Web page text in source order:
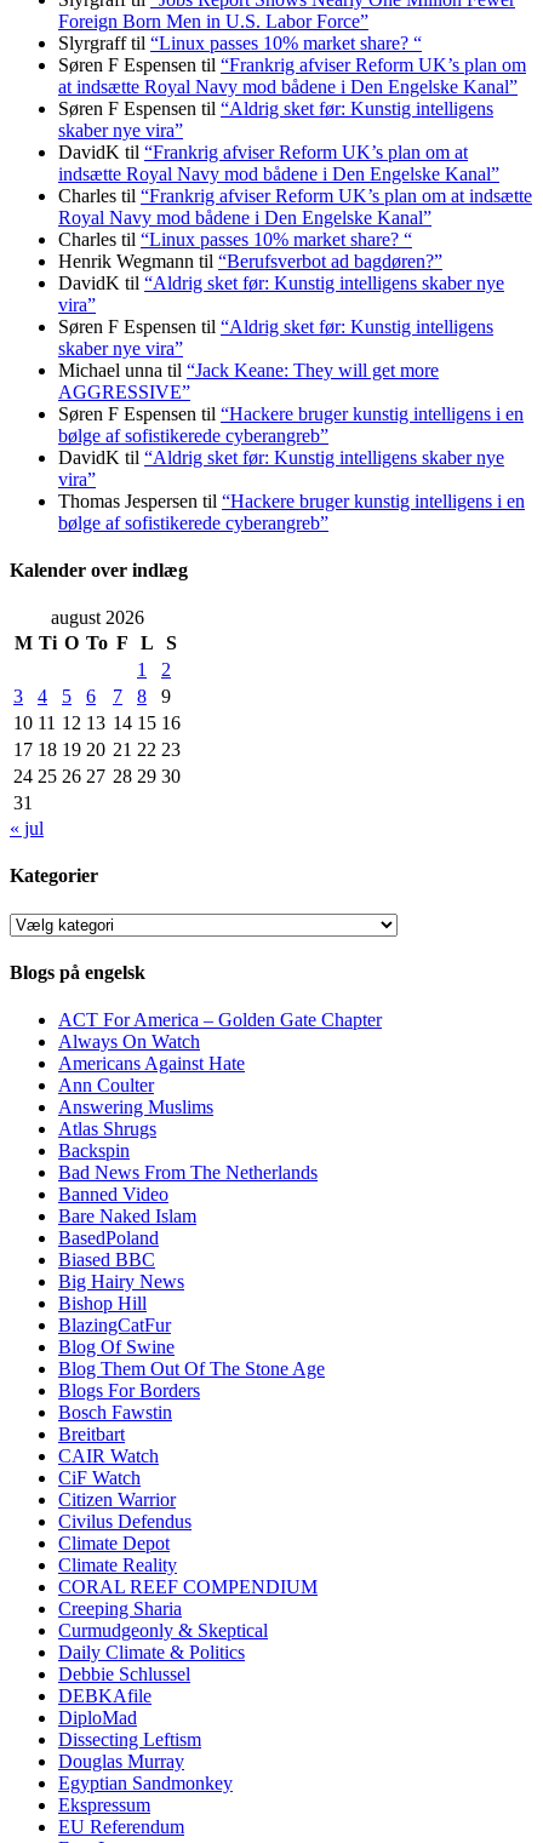
Foreign Born Men in U.S. Labor Force”
Slyrgrafftil “Linux passes 10% market share? “
Søren F Espensen til “Frankrig afviser Reform UK’s plan om
at indsætte Royal Navy mod bådene i Den Engelske Kanal”
Søren F Espensen til “Aldrig sket før: Kunstig intelligens
skaber nye vira”
DavidK til “Frankrig afviser Reform UK’s plan om at
indsætte Royal Navy mod bådene i Den Engelske Kanal”
Charles til “Frankrig afviser Reform UK’s plan om at indsætte
Royal Navy mod bådene i Den Engelske Kanal”
Charles til “Linux passes 10% market share? “
Henrik Wegmann til “Berufsverbot ad bagdøren?”
DavidK til “Aldrig sket før: Kunstig intelligens skaber nye
vira”
Søren F Espensen til “Aldrig sket før: Kunstig intelligens
skaber nye vira”
Michael unna til “Jack Keane: They will get more
AGGRESSIVE”
Søren F Espensen til “Hackere bruger kunstig intelligens i en
bølge af sofistikerede cyberangreb”
DavidK til “Aldrig sket før: Kunstig intelligens skaber nye
vira”
Thomas Jespersen til “Hackere bruger kunstig intelligens i en
bølge af sofistikerede cyberangreb”
Kalender over indlæg
august 2026
M Ti O To F L
S
1
2
3
4 5 6 7 8
9
10 11 12 13 14 15 16
17 18 19 20 21 22 23
24 25 26 27 28 29 30
31
« jul
Kategorier
Kategorier
Blogs på engelsk
ACT For America – Golden Gate Chapter
Always On Watch
Americans Against Hate
Ann Coulter
Answering Muslims
Atlas Shrugs
Backspin
Bad News From The Netherlands
Banned Video
Bare Naked Islam
BasedPoland
Biased BBC
Big Hairy News
Bishop Hill
BlazingCatFur
Blog Of Swine
Blog Them Out Of The Stone Age
Blogs For Borders
Bosch Fawstin
Breitbart
CAIR Watch
CiF Watch
Citizen Warrior
Civilus Defendus
Climate Depot
Climate Reality
CORAL REEF COMPENDIUM
Creeping Sharia
Curmudgeonly & Skeptical
Daily Climate & Politics
Debbie Schlussel
DEBKAfile
DiploMad
Dissecting Leftism
Douglas Murray
Egyptian Sandmonkey
Ekspressum
EU Referendum